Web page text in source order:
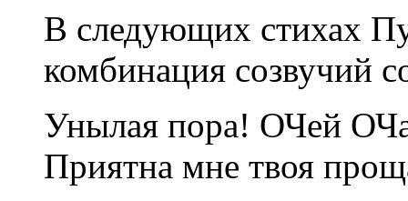
В следующих стихах
комбинация созвучий
Унылая пора! ОЧей
Приятна мне твоя